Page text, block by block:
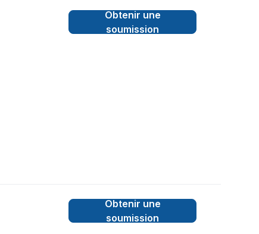
Obtenir une
soumission
Obtenir une
soumission